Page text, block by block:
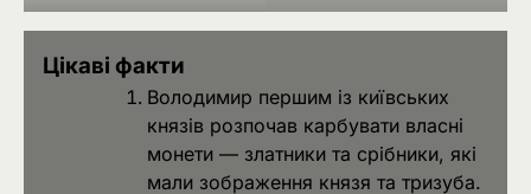
Цікаві факти
Володимир першим із київських
князів розпочав карбувати власні
монети — златники та срібники, які
мали зображення князя та тризуба.